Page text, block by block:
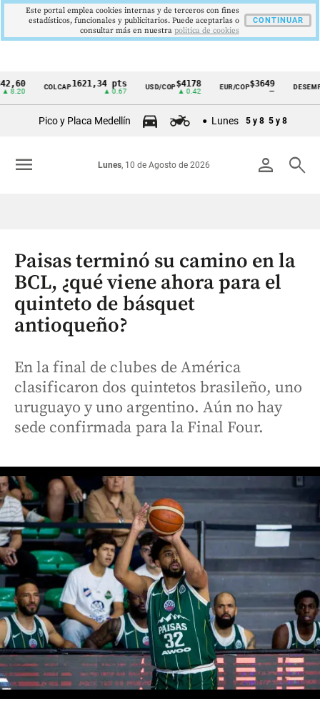
Cintillo
Colombia
COLCAP1621,34 pts USD/COP$4178
▲ 0.42
EUR/COP$3649
—
DESEMPLEO
▼
Pico y Placa Medellín Lunes 5 y 8 5 y 8
person search
Lunes, 10 de Agosto de 2026
menu
Paisas terminó su camino en la
BCL, ¿qué viene ahora para el
quinteto de básquet
antioqueño?
En la final de clubes de América
clasificaron dos quintetos brasileño, uno
uruguayo y uno argentino. Aún no hay
sede confirmada para la Final Four.
Este portal emplea cookies internas y de terceros con fines
estadísticos, funcionales y publicitarios. Puede aceptarlas o
consultar más en nuestra politica de cookies
CONTINUAR